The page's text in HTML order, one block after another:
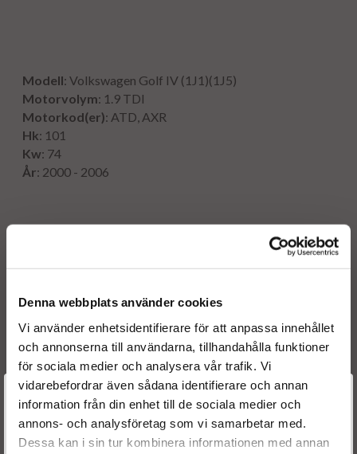
Denna webbplats använder cookies
Vi använder enhetsidentifierare för att anpassa innehållet
och annonserna till användarna, tillhandahålla funktioner
för sociala medier och analysera vår trafik. Vi
vidarebefordrar även sådana identifierare och annan
information från din enhet till de sociala medier och
annons- och analysföretag som vi samarbetar med.
Dessa kan i sin tur kombinera informationen med annan
Modell: Volkswagen Golf IV (1J1)(1J5)
Motorvolym: 1.9 TDI
Motorkod(er): ATD, AXR
Hk: 101
Kw: 74
År: 2000 - 2006
0986441556BOSCH
0414720087BOSCH
0414720037 BOSCH
0414720025BOSCH
0414720015BOSCH
038130079CX SEAT
038130073AJ SEAT
038130073J SKODA
Välkommen till
Dieselspecialisten.se